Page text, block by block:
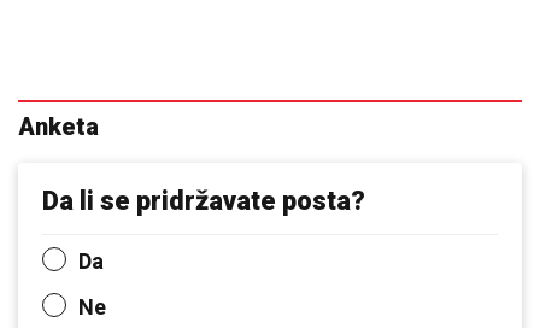
Anketa
Da li se pridržavate posta?
Da
Ne